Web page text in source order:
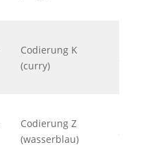
Codierung K
(curry)
248KB
Codierung Z
(wasserblau)
248KB